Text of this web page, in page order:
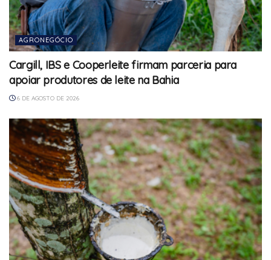
AGRONEGÓCIO
Cargill, IBS e Cooperleite firmam parceria para
apoiar produtores de leite na Bahia
6 DE AGOSTO DE 2026